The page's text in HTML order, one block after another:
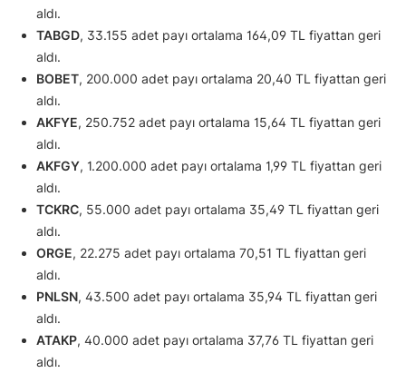
aldı.
TABGD, 33.155 adet payı ortalama 164,09 TL fiyattan geri
aldı.
BOBET, 200.000 adet payı ortalama 20,40 TL fiyattan geri
aldı.
AKFYE, 250.752 adet payı ortalama 15,64 TL fiyattan geri
aldı.
AKFGY, 1.200.000 adet payı ortalama 1,99 TL fiyattan geri
aldı.
TCKRC, 55.000 adet payı ortalama 35,49 TL fiyattan geri
aldı.
ORGE, 22.275 adet payı ortalama 70,51 TL fiyattan geri
aldı.
PNLSN, 43.500 adet payı ortalama 35,94 TL fiyattan geri
aldı.
ATAKP, 40.000 adet payı ortalama 37,76 TL fiyattan geri
aldı.